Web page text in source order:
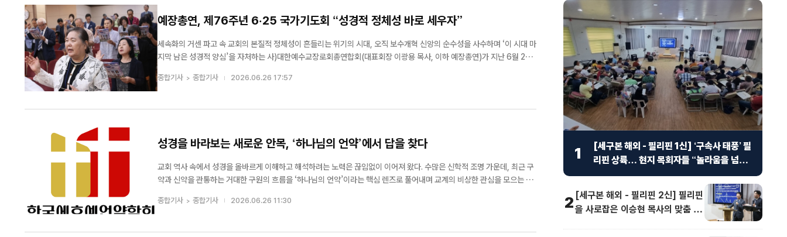
번 기탁이 병원 위생 관리에 실질적인 도움이 될
것으로 기대한다”고 말했다. 한편 월드쉐어는 전
세계 20여 개국에서 그룹홈, 해외아동결연, 교...
예장총연, 제76주년 6·25 국가기도회 “성경적 정체성 바로 세우자”
세속화의 거센 파고 속 교회의 본질적 정체성이 흔들리는 위기의 시대, 오직 보수개혁 신앙의 순수성을 사수하며 ‘이 시대 마
지막 남은 성경적 양심’을 자처하는 사)대한예수교장로회총연합회(대표회장 이광용 목사, 이하 예장총연)가 지난 6월 26
일 제76주년 6·25를 맞아 서울 연지동 기독교회관 대강당에서 ‘국가기도회’를 개최했다. 예장총연은 매년 삼일절, 6·2
5, 광복절 등 민족의 역사적 고비마다 ...
종합기사 종합기사 2026.06.26 17:57
성경을 바라보는 새로운 안목, ‘하나님의 언약’에서 답을 찾다
교회 역사 속에서 성경을 올바르게 이해하고 해석하려는 노력은 끊임없이 이어져 왔다. 수많은 신학적 조명 가운데, 최근 구
약과 신약을 관통하는 거대한 구원의 흐름을 ‘하나님의 언약’이라는 핵심 렌즈로 풀어내며 교계의 비상한 관심을 모으는 학
부터 신학자까지 모두를 말씀의 본질로 초...
종합기사 종합기사 2026.06.26 11:30
1
[세구본 해외 - 필리핀 1신] ‘구속사 태풍’ 필
리핀 상륙… 현지 목회자들 “놀라움을 넘어
선 충격”
2 [세구본 해외 - 필리핀 2신] 필리핀
을 사로잡은 이승현 목사의 맞춤 강